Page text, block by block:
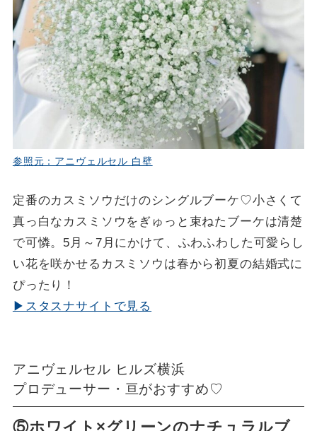
参照元：アニヴェルセル 白壁
定番のカスミソウだけのシングルブーケ♡小さくて
真っ白なカスミソウをぎゅっと束ねたブーケは清楚
で可憐。5月～7月にかけて、ふわふわした可愛らし
い花を咲かせるカスミソウは春から初夏の結婚式に
ぴったり！
▶スタスナサイトで見る
アニヴェルセル ヒルズ横浜
プロデューサー・亘がおすすめ♡
⑤ホワイト×グリーンのナチュラルブ